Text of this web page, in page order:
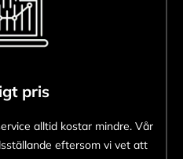
pris
alltid kostar mindre. Vår
eftersom vi vet att